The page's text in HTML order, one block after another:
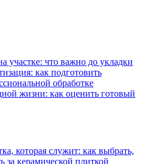
участке: что важно до укладки
как подготовить
обработке
жизни: как оценить готовый
которая служит: как выбрать,
за керамической плиткой